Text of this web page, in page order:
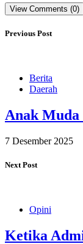
View Comments (0)
Previous Post
Berita
Daerah
Anak Muda
7 Desember 2025
Next Post
Opini
Ketika